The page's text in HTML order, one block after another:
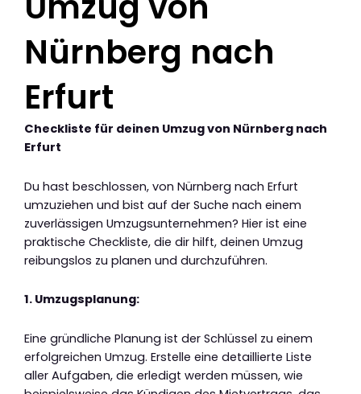
Nürnberg nach
Erfurt
Checkliste für deinen Umzug von Nürnberg nach
Erfurt
Du hast beschlossen, von Nürnberg nach Erfurt
umzuziehen und bist auf der Suche nach einem
zuverlässigen Umzugsunternehmen? Hier ist eine
praktische Checkliste, die dir hilft, deinen Umzug
reibungslos zu planen und durchzuführen.
1. Umzugsplanung:
Eine gründliche Planung ist der Schlüssel zu einem
erfolgreichen Umzug. Erstelle eine detaillierte Liste
aller Aufgaben, die erledigt werden müssen, wie